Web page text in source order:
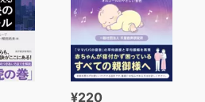
¥220